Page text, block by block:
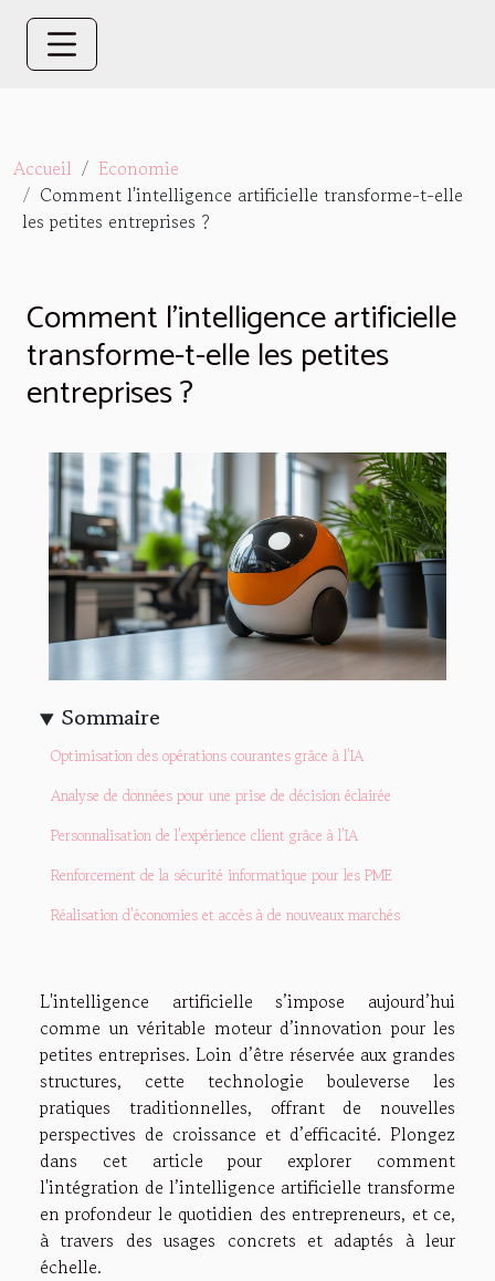
Accueil
Economie
Comment l'intelligence artificielle transforme-t-elle
les petites entreprises ?
Comment l'intelligence artificielle
transforme-t-elle les petites
entreprises ?
Sommaire
Optimisation des opérations courantes grâce à l’IA
Analyse de données pour une prise de décision éclairée
Personnalisation de l’expérience client grâce à l’IA
Renforcement de la sécurité informatique pour les PME
Réalisation d’économies et accès à de nouveaux marchés
L'intelligence artificielle s’impose aujourd’hui
comme un véritable moteur d’innovation pour les
petites entreprises. Loin d’être réservée aux grandes
structures, cette technologie bouleverse les
pratiques traditionnelles, offrant de nouvelles
perspectives de croissance et d’efficacité. Plongez
dans cet article pour explorer comment
l'intégration de l’intelligence artificielle transforme
en profondeur le quotidien des entrepreneurs, et ce,
à travers des usages concrets et adaptés à leur
échelle.